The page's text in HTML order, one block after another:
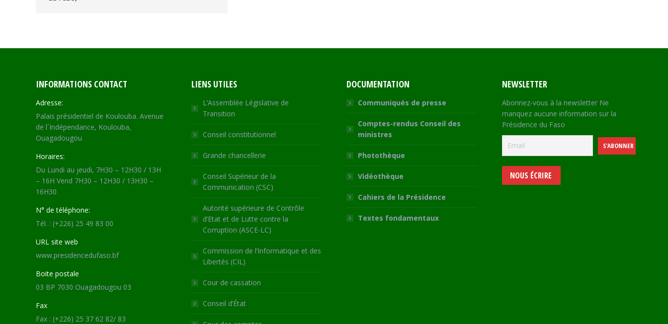
INFORMATIONS CONTACT
Adresse:
Palais présidentiel de Koulouba. Avenue
de l´Indépendance, Koulouba,
Ouagadougou
Horaires:
Du Lundi au jeudi, 7H30 – 12H30 / 13H
– 16H Vend 7H30 – 12H30 / 13H30 –
16H30
N° de téléphone:
Tél. : (+226) 25 49 83 00
URL site web
www.presidencedufaso.bf
Boite postale
03 BP 7030 Ouagadougou 03
Fax
Fax : (+226) 25 37 62 82/ 83
LIENS UTILES
L’Assemblée Législative de
Transition
Conseil constitutionnel
Grande chancellerie
Conseil Supérieur de la
Communication (CSC)
Autorité supérieure de Contrôle
d’Etat et de Lutte contre la
Corruption (ASCE-LC)
Commission de l’Informatique et des
Libertés (CIL)
Cour de cassation
Conseil d’État
DOCUMENTATION
Communiqués de presse
Comptes-rendus Conseil des
ministres
Photothèque
Vidéothèque
Cahiers de la Présidence
Textes fondamentaux
NEWSLETTER
Abonnez-vous à la newsletter Ne
manquez aucune information sur la
Présidence du Faso
NOUS ÉCRIRE